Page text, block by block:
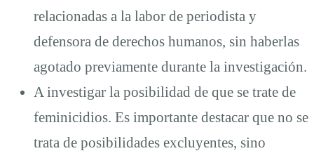
relacionadas a la labor de periodista y
defensora de derechos humanos, sin haberlas
agotado previamente durante la investigación.
A investigar la posibilidad de que se trate de
feminicidios. Es importante destacar que no se
trata de posibilidades excluyentes, sino